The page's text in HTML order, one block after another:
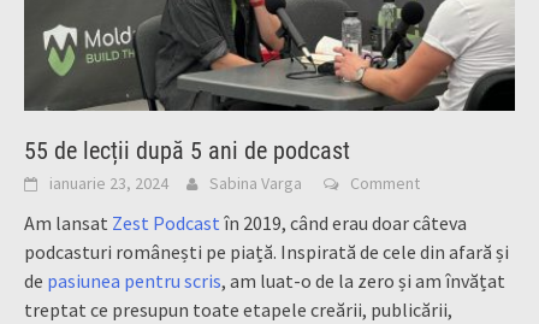
55 de lecții după 5 ani de podcast
ianuarie 23, 2024 Sabina Varga Comment
Am lansat Zest Podcast în 2019, când erau doar câteva
podcasturi românești pe piață. Inspirată de cele din afară și
de pasiunea pentru scris, am luat-o de la zero și am învățat
treptat ce presupun toate etapele creării, publicării,